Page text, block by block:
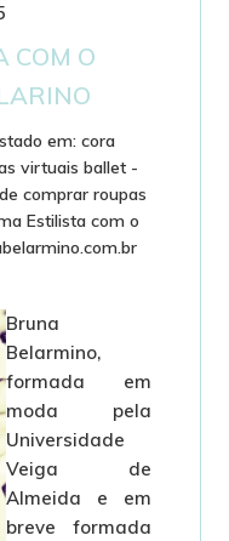
COM O
em:cora
virtuais ballet -
comprar roupas
Estilista com o
Bruna
Belarmino,
formada em
moda pela
Universidade
Veiga de
Almeida e em
breve formada